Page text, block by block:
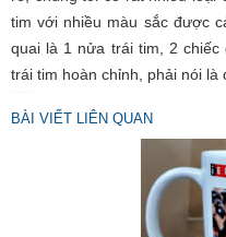
tim với nhiều màu sắc được
quai là 1 nửa trái tim, 2 chiếc
trái tim hoàn chỉnh, phải nói là
BÀI VIẾT LIÊN QUAN